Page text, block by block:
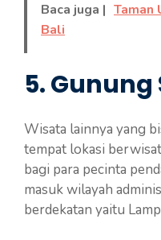
Baca juga | Taman
Bali
5.
Wisata lainnya yang
tempat lokasi
bagi para pecinta
masuk wilayah
berdekatan yaitu